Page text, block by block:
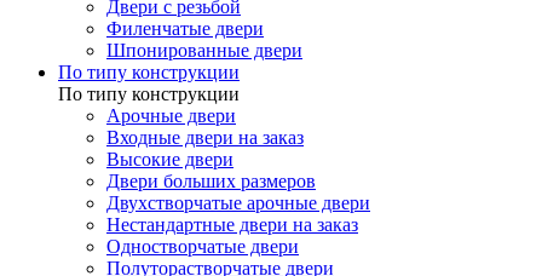
Двери с резьбой
Филенчатые двери
Шпонированные двери
По типу конструкции
По типу конструкции
Арочные двери
Входные двери на заказ
Высокие двери
Двери больших размеров
Двухстворчатые арочные двери
Нестандартные двери на заказ
Одностворчатые двери
Полуторастворчатые двери